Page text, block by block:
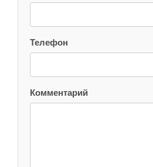
Телефон
Комментарий